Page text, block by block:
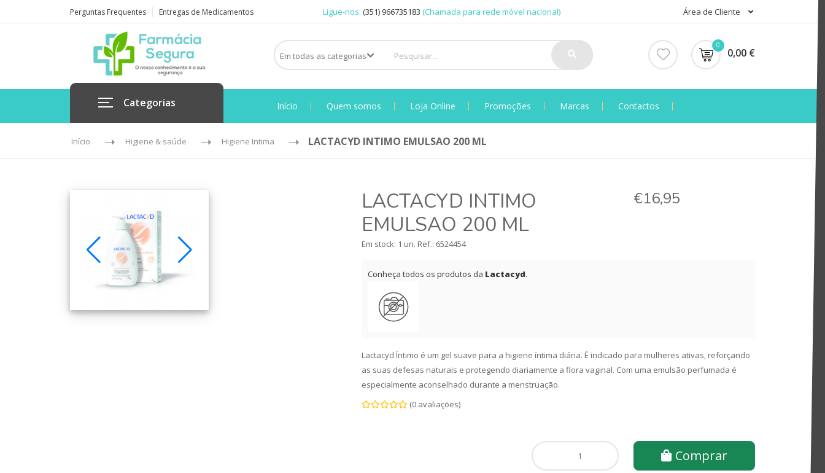
Perguntas Frequentes Entregas de Medicamentos Ligue-nos: (351) 966735183 (Chamada para rede móvel nacional) Área de Cliente
0
0,00 €
Categorias Início Quem somos Loja Online Promoções Marcas Contactos
Início Higiene & saúde Higiene Intima LACTACYD INTIMO EMULSAO 200 ML
LACTACYD INTIMO
EMULSAO 200 ML
€16,95
Em stock: 1 un. Ref.: 6524454
Conheça todos os produtos da Lactacyd.
Lactacyd Íntimo é um gel suave para a higiene íntima diária. É indicado para mulheres ativas, reforçando
as suas defesas naturais e protegendo diariamente a flora vaginal. Com uma emulsão perfumada é
especialmente aconselhado durante a menstruação.
(0 avaliações)
Comprar